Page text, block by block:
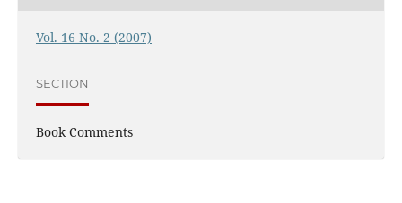
Vol. 16 No. 2 (2007)
SECTION
Book Comments